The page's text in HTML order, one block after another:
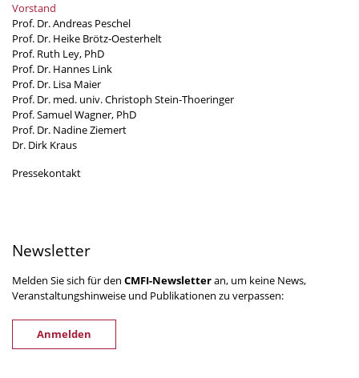
Vorstand
Prof. Dr. Andreas Peschel
Prof. Dr. Heike Brötz-Oesterhelt
Prof. Ruth Ley, PhD
Prof. Dr. Hannes Link
Prof. Dr. Lisa Maier
Prof. Dr. med. univ. Christoph Stein-Thoeringer
Prof. Samuel Wagner, PhD
Prof. Dr. Nadine Ziemert
Dr. Dirk Kraus
Pressekontakt
Newsletter
Melden Sie sich für den CMFI-Newsletteran, um keine News,
Veranstaltungshinweise und Publikationen zu verpassen:
Anmelden